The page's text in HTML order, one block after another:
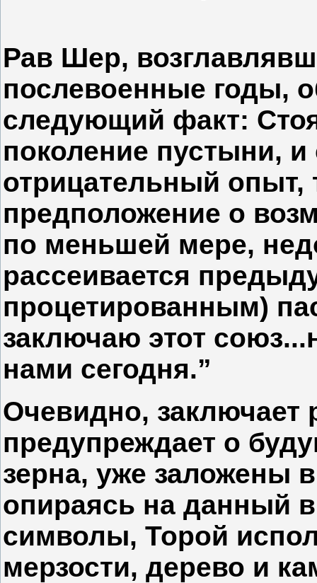
Рав Шер,
послевоенные годы,
следующий факт:
поколение пустыни,
отрицательный опыт,
предположение о
по меньшей мере,
рассеивается
процетированным)
заключаю этот
нами сегодня.”
Очевидно,
предупреждает о
зерна, уже заложены
опираясь на данный
символы, Торой
мерзости, дерево и